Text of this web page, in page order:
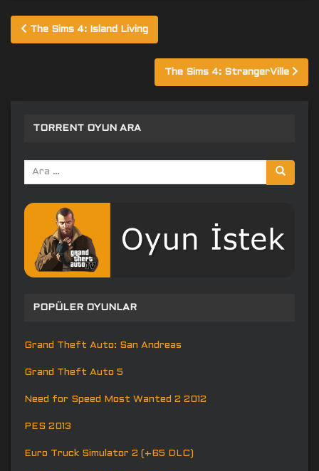
Yazı
gezinmesi
The Sims 4: Island Living
The Sims 4: StrangerVille
TORRENT OYUN ARA
Arama
yap:
POPÜLER OYUNLAR
Grand Theft Auto: San Andreas
Grand Theft Auto 5
Need for Speed Most Wanted 2 2012
PES 2013
Euro Truck Simulator 2 (+65 DLC)